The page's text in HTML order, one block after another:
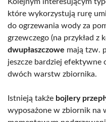
które wykorzystują rurę
do ogrzewania wody za
grzewczego (na przykład z
dwupłaszczowe mają tzw.
jeszcze bardziej efektywne
dwóch warstw zbiornika.
Istnieją także bojlery
wyposażone w zbiornik na